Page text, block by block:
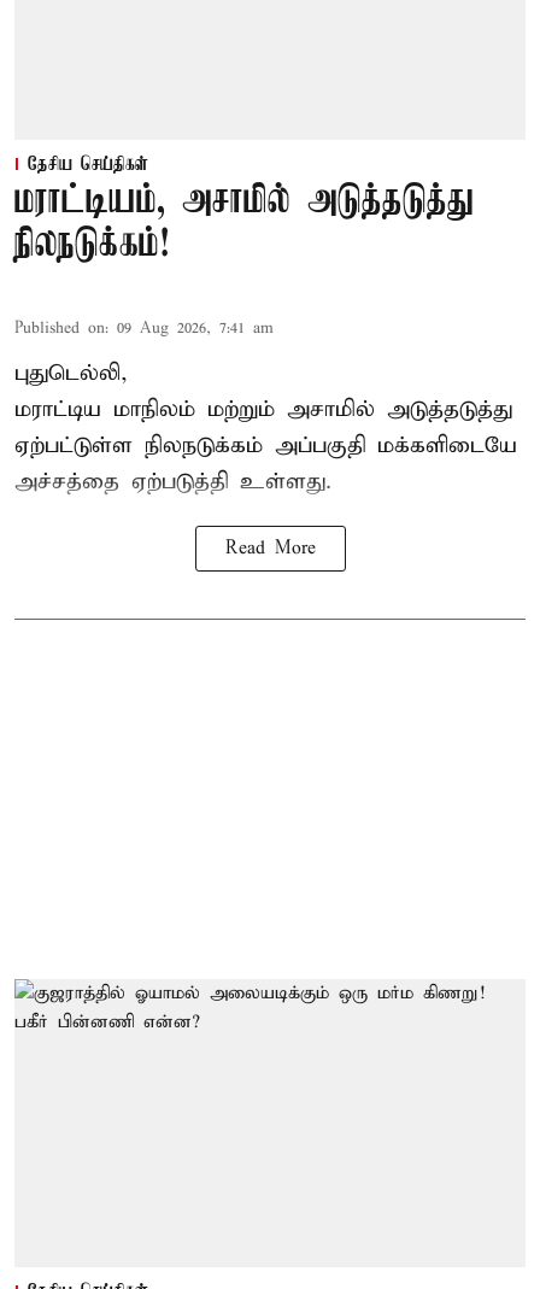
தேசிய செய்திகள்
மராட்டியம், அசாமில் அடுத்தடுத்து
நிலநடுக்கம்!
Published on: 09 Aug 2026, 7:41 am
புதுடெல்லி,
மராட்டிய மாநிலம் மற்றும் அசாமில் அடுத்தடுத்து
ஏற்பட்டுள்ள நிலநடுக்கம் அப்பகுதி மக்களிடையே
அச்சத்தை ஏற்படுத்தி உள்ளது.
Read More